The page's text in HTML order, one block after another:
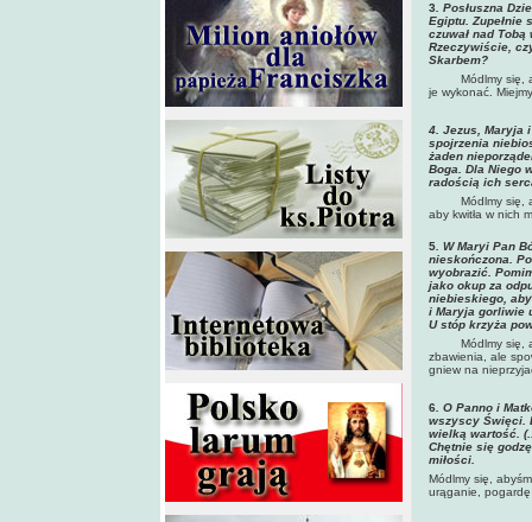
3 . Posłuszna
Egiptu. Zupełnie
czuwał nad
Rzeczywiście,
Skarbem?
Módlmy się,
je wykonać.
4. Jezus, Maryja
spojrzenia
żaden
Boga. Dla Niego
radością ich
Módlmy się, aby
aby kwitła w nich
5 . W Maryi Pan
nieskończona.
wyobrazić.
jako okup za
niebieskiego,
i Maryja gorliwie
U stóp krzyża
Módlmy się,
zbawienia, ale
gniew na
6 . O Panno i
wszyscy Święci.
wielką wartość.
Chętnie się
miłości.
Módlmy się,
urąganie,